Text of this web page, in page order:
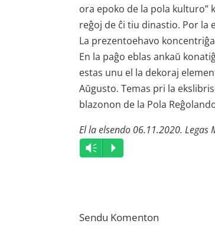
ora epoko de la pola kulturo”
reĝoj de ĉi tiu dinastio. Por la
La prezentoehavo
En la paĝo eblas ankaŭ
estas unu el la dekoraj
Aŭgusto. Temas pri la
blazonon de la Pola
El la elsendo 06.11.2020. Legas
Audio
Player
Vm P
Sendu Komenton